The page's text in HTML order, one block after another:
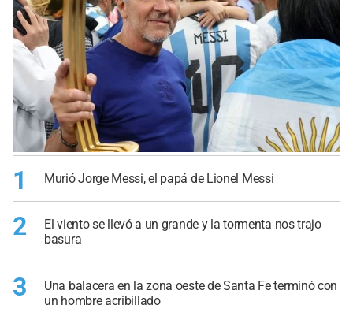
1 Murió Jorge Messi, el papá de Lionel Messi
2
El viento se llevó a un grande y la tormenta nos trajo
basura
3
Una balacera en la zona oeste de Santa Fe terminó con
un hombre acribillado